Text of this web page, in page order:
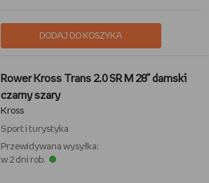
DODAJ DO KOSZYKA
Rower Kross Trans 2.0 SR M 28” damski
czarny szary
Kross
Sport i turystyka
Przewidywana wysyłka:
w 2 dni rob.